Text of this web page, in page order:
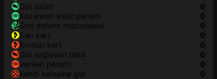
gol asisti
0
kazanılan asist penaltı
0
son defans mücadelesi
0
sarı kart
0
kırmızı kart
0
gol sağlayan hata
0
verilen penaltı
0
kendi kalesine gol
0